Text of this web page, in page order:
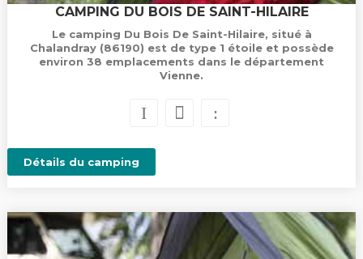
CAMPING DU BOIS DE SAINT-HILAIRE
Le camping Du Bois De Saint-Hilaire, situé à
Chalandray (86190) est de type 1 étoile et possède
environ 38 emplacements dans le département
Vienne.
Détails du camping